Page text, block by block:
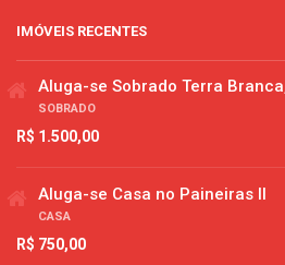
IMÓVEIS RECENTES
Aluga-se Sobrado Terra
SOBRADO
R$ 1.500,00
Aluga-se Casa no Paineiras II
CASA
R$ 750,00